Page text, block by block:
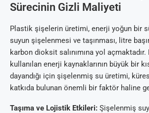
Sürecinin Gizli Maliyeti
Plastik şişelerin üretimi, enerji yoğun bir
suyun şişelenmesi ve taşınması, litre
karbon dioksit salınımına yol
kullanılan enerji kaynaklarının büyük bir
dayandığı için şişelenmiş su üretimi,
katkıda bulunan önemli bir faktör haline
Taşıma ve Lojistik Etkileri: Şişelenmiş